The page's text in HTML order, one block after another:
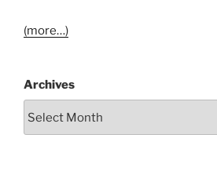
(more…)
Archives